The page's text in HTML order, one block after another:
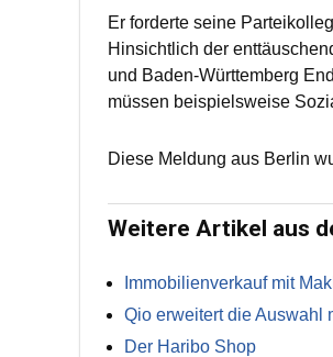
Er forderte seine
Hinsichtlich der
und Baden-Württemberg
müssen beispielsweise
Diese Meldung aus Berlin
Weitere Artikel aus
Immobilienverkauf mit
Qio erweitert die Auswahl
Der Haribo Shop